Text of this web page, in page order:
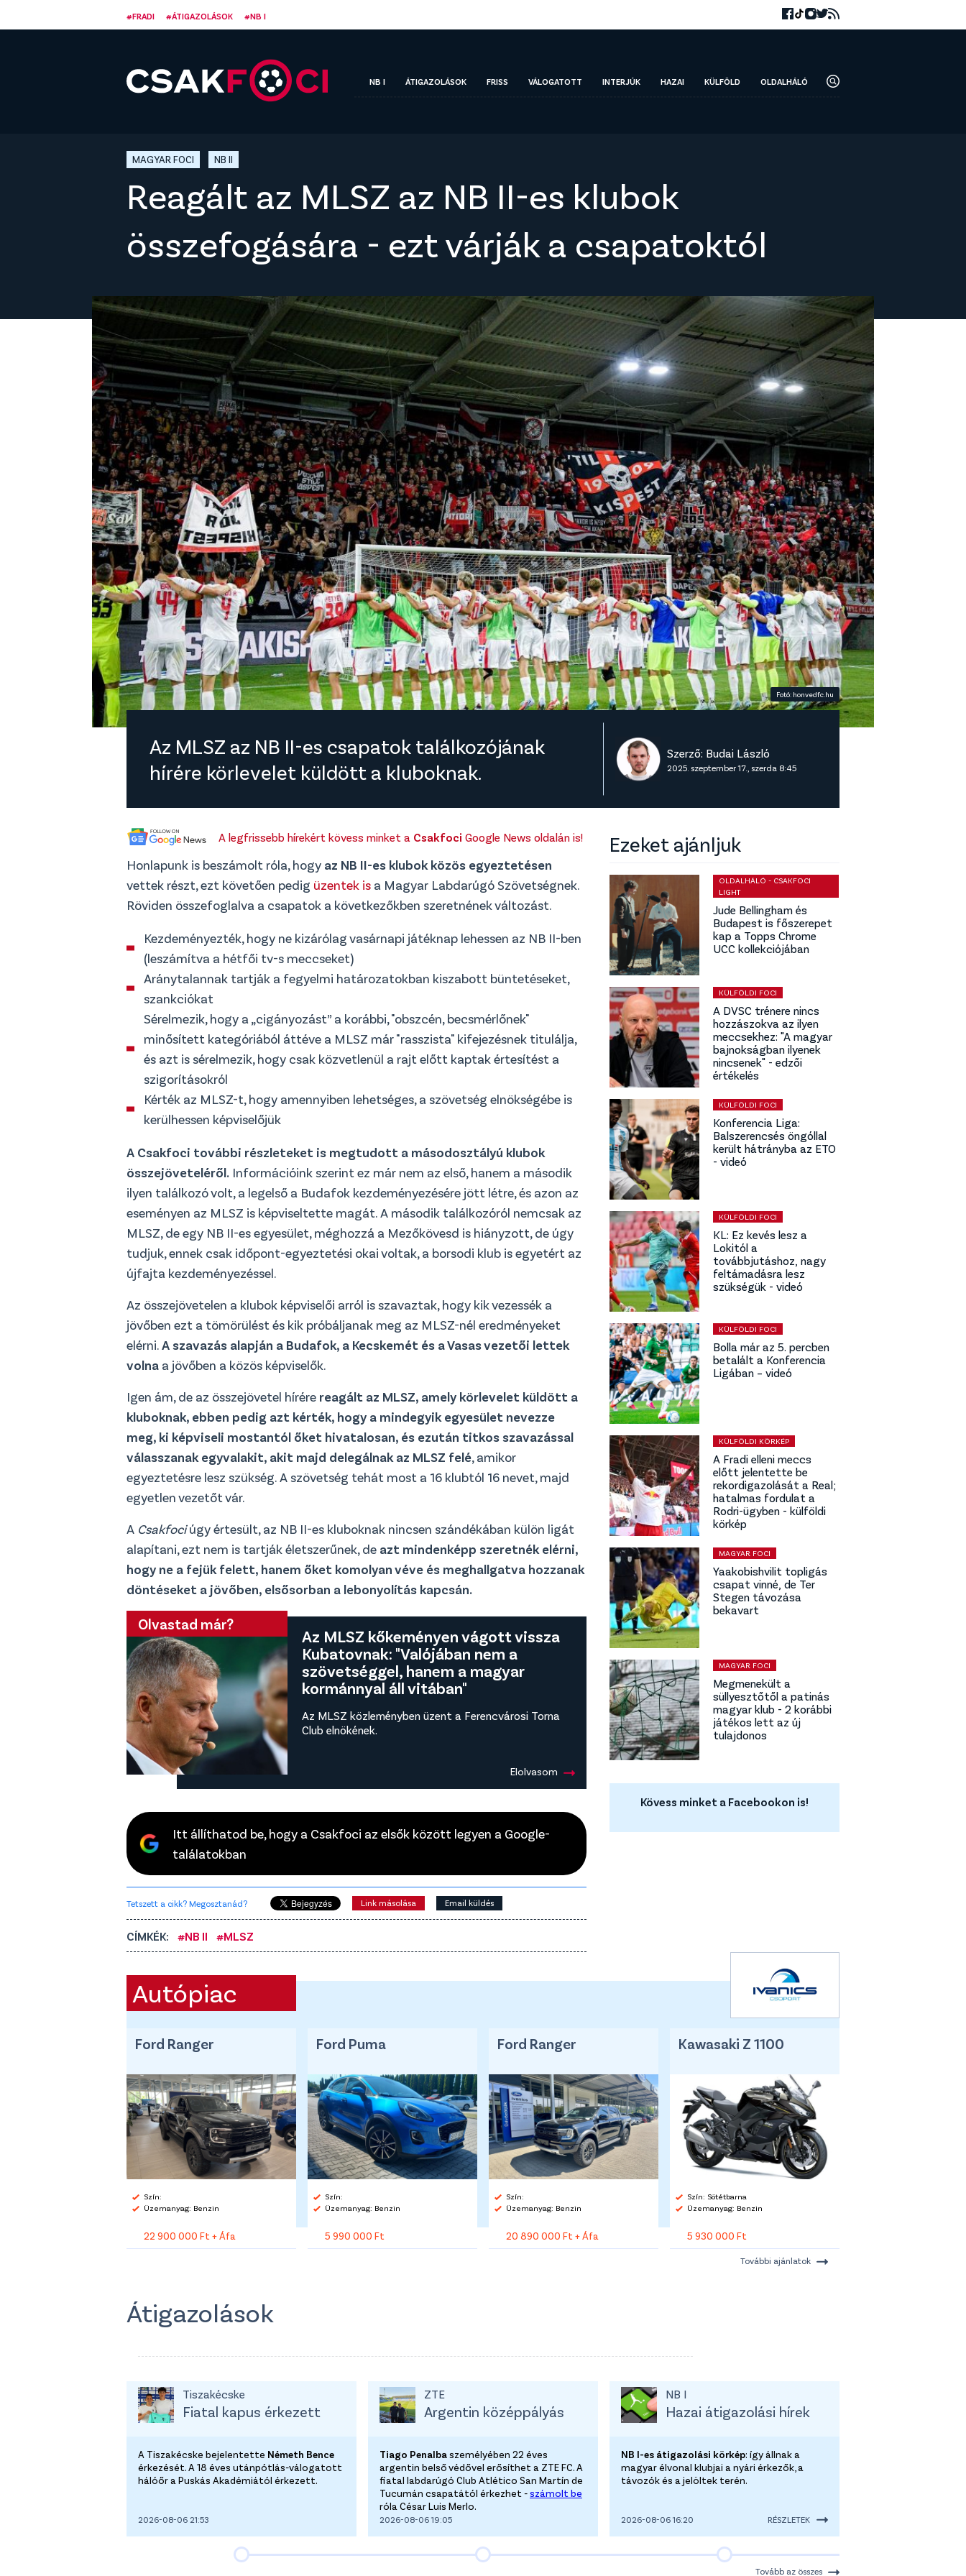
#FRADI #ÁTIGAZOLÁSOK #NB I
NB I ÁTIGAZOLÁSOK FRISS VÁLOGATOTT INTERJÚK HAZAI KÜLFÖLD OLDALHÁLÓ
MAGYAR FOCI NB II
Reagált az MLSZ az NB II-es klubok
összefogására - ezt várják a csapatoktól
Fotó: honvedfc.hu
Az MLSZ az NB II-es csapatok találkozójának
hírére körlevelet küldött a kluboknak.
Szerző: Budai László
2025. szeptember 17., szerda 8:45
A legfrissebb hírekért kövess minket a Csakfoci Google News oldalán is!
Honlapunk is beszámolt róla, hogy az NB II-es klubok közös egyeztetésen
vettek részt, ezt követően pedig üzentek is a Magyar Labdarúgó Szövetségnek.
Röviden összefoglalva a csapatok a következőkben szeretnének változást.
⁠Kezdeményezték, hogy ne kizárólag vasárnapi játéknap lehessen az NB II-ben
(leszámítva a hétfői tv-s meccseket)
Aránytalannak tartják a fegyelmi határozatokban kiszabott büntetéseket,
szankciókat
Sérelmezik, hogy a „cigányozást” a korábbi, "obszcén, becsmérlőnek"
minősített kategóriából áttéve a MLSZ már "rasszista" kifejezésnek titulálja,
és azt is sérelmezik, hogy csak közvetlenül a rajt előtt kaptak értesítést a
szigorításokról
⁠⁠Kérték az MLSZ-t, hogy amennyiben lehetséges, a szövetség elnökségébe is
kerülhessen képviselőjük
A Csakfoci további részleteket is megtudott a másodosztályú klubok
összejöveteléről. Információink szerint ez már nem az első, hanem a második
ilyen találkozó volt, a legelső a Budafok kezdeményezésére jött létre, és azon az
eseményen az MLSZ is képviseltette magát. A második találkozóról nemcsak az
MLSZ, de egy NB II-es egyesület, méghozzá a Mezőkövesd is hiányzott, de úgy
tudjuk, ennek csak időpont-egyeztetési okai voltak, a borsodi klub is egyetért az
újfajta kezdeményezéssel.
Az összejövetelen a klubok képviselői arról is szavaztak, hogy kik vezessék a
jövőben ezt a tömörülést és kik próbáljanak meg az MLSZ-nél eredményeket
elérni.A szavazás alapján a Budafok, a Kecskemét és a Vasas vezetői lettek
volna a jövőben a közös képviselők.
Igen ám, de az összejövetel hírére reagált az MLSZ, amely körlevelet küldött a
kluboknak, ebben pedig azt kérték, hogy a mindegyik egyesület nevezze
meg, ki képviseli mostantól őket hivatalosan, és ezután titkos szavazással
válasszanak egyvalakit, akit majd delegálnak az MLSZ felé, amikor
egyeztetésre lesz szükség. A szövetség tehát most a 16 klubtól 16 nevet, majd
egyetlen vezetőt vár.
A Csakfociúgy értesült, az NB II-es kluboknak nincsen szándékában külön ligát
alapítani, ezt nem is tartják életszerűnek, de azt mindenképp szeretnék elérni,
hogy ne a fejük felett, hanem őket komolyan véve és meghallgatva hozzanak
döntéseket a jövőben, elsősorban a lebonyolítás kapcsán.
Olvastad már?
Az MLSZ kőkeményen vágott vissza
Kubatovnak: "Valójában nem a
szövetséggel, hanem a magyar
kormánnyal áll vitában"
Az MLSZ közleményben üzent a Ferencvárosi Torna
Club elnökének.
Elolvasom
Itt állíthatod be, hogy a Csakfoci az elsők között legyen a Google-
találatokban
Tetszett a cikk? Megosztanád? Link másolása Email küldés
CÍMKÉK: #NB II #MLSZ
Ezeket ajánljuk
OLDALHÁLÓ - CSAKFOCI
LIGHT
Jude Bellingham és
Budapest is főszerepet
kap a Topps Chrome
UCC kollekciójában
KÜLFÖLDI FOCI
A DVSC trénere nincs
hozzászokva az ilyen
meccsekhez: "A magyar
bajnokságban ilyenek
nincsenek" - edzői
értékelés
KÜLFÖLDI FOCI
Konferencia Liga:
Balszerencsés öngóllal
került hátrányba az ETO
- videó
KÜLFÖLDI FOCI
KL: Ez kevés lesz a
Lokitól a
továbbjutáshoz, nagy
feltámadásra lesz
szükségük - videó
KÜLFÖLDI FOCI
Bolla már az 5. percben
betalált a Konferencia
Ligában – videó
KÜLFÖLDI KÖRKÉP
A Fradi elleni meccs
előtt jelentette be
rekordigazolását a Real;
hatalmas fordulat a
Rodri-ügyben - külföldi
körkép
MAGYAR FOCI
Yaakobishvilit topligás
csapat vinné, de Ter
Stegen távozása
bekavart
MAGYAR FOCI
Megmenekült a
süllyesztőtől a patinás
magyar klub - 2 korábbi
játékos lett az új
tulajdonos
Kövess minket a Facebookon is!
Autópiac
Ford Ranger
Szín:
Üzemanyag: Benzin
22 900 000 Ft + Áfa
Ford Puma
Szín:
Üzemanyag: Benzin
5 990 000 Ft
Ford Ranger
Szín:
Üzemanyag: Benzin
20 890 000 Ft + Áfa
Kawasaki Z 1100
Szín: Sötétbarna
Üzemanyag: Benzin
5 930 000 Ft
További ajánlatok
Átigazolások
Tiszakécske
Fiatal kapus érkezett
A Tiszakécske bejelentette Németh Bence
érkezését. A 18 éves utánpótlás-válogatott
hálóőr a Puskás Akadémiától érkezett.
2026-08-06 21:53
ZTE
Argentin középpályás
Tiago Penalbaszemélyében 22 éves
argentin belső védővel erősíthet a ZTE FC. A
fiatal labdarúgó Club Atlético San Martín de
Tucumán csapatától érkezhet -számolt be
róla César Luis Merlo.
2026-08-06 19:05
NB I
Hazai átigazolási hírek
NB I-es átigazolási körkép: így állnak a
magyar élvonal klubjai a nyári érkezők, a
távozók és a jelöltek terén.
2026-08-06 16:20 RÉSZLETEK
Tovább az összes